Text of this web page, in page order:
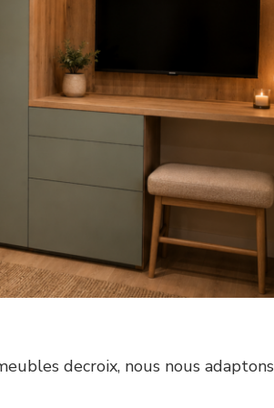
decroix, nous nous adaptons